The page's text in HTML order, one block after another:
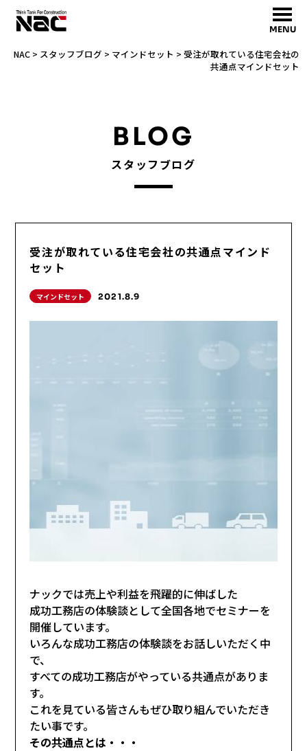
MENU
NAC> スタッフブログ > マインドセット > 受注が取れている住宅会社の
共通点マインドセット
BLOG
スタッフブログ
受注が取れている住宅会社の共通点マインド
セット
マインドセット 2021.8.9
ナックでは売上や利益を飛躍的に伸ばした
成功工務店の体験談として全国各地でセミナーを
開催しています。
いろんな成功工務店の体験談をお話しいただく中
で、
すべての成功工務店がやっている共通点がありま
す。
これを見ている皆さんもぜひ取り組んでいただき
たい事です。
その共通点とは・・・